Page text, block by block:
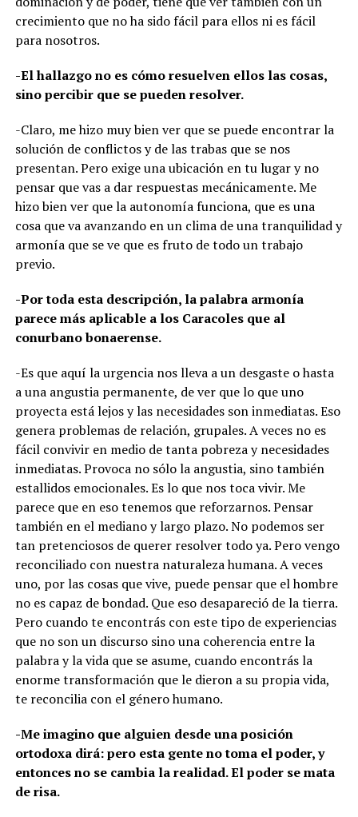
crecimiento que no ha sido fácil para ellos ni es fácil
para nosotros.
-El hallazgo no es cómo resuelven ellos las cosas,
sino percibir que se pueden resolver.
-Claro, me hizo muy bien ver que se puede encontrar la
solución de conflictos y de las trabas que se nos
presentan. Pero exige una ubicación en tu lugar y no
pensar que vas a dar respuestas mecánicamente. Me
hizo bien ver que la autonomía funciona, que es una
cosa que va avanzando en un clima de una tranquilidad y
armonía que se ve que es fruto de todo un trabajo
previo.
-Por toda esta descripción, la palabra armonía
parece más aplicable a los Caracoles que al
conurbano bonaerense.
-Es que aquí la urgencia nos lleva a un desgaste o hasta
a una angustia permanente, de ver que lo que uno
proyecta está lejos y las necesidades son inmediatas. Eso
genera problemas de relación, grupales. A veces no es
fácil convivir en medio de tanta pobreza y necesidades
inmediatas. Provoca no sólo la angustia, sino también
estallidos emocionales. Es lo que nos toca vivir. Me
parece que en eso tenemos que reforzarnos. Pensar
también en el mediano y largo plazo. No podemos ser
tan pretenciosos de querer resolver todo ya. Pero vengo
reconciliado con nuestra naturaleza humana. A veces
uno, por las cosas que vive, puede pensar que el hombre
no es capaz de bondad. Que eso desapareció de la tierra.
Pero cuando te encontrás con este tipo de experiencias
que no son un discurso sino una coherencia entre la
palabra y la vida que se asume, cuando encontrás la
enorme transformación que le dieron a su propia vida,
te reconcilia con el género humano.
-Me imagino que alguien desde una posición
ortodoxa dirá: pero esta gente no toma el poder, y
entonces no se cambia la realidad. El poder se mata
de risa.